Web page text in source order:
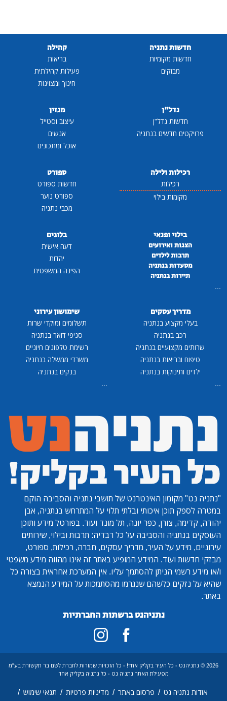
חדשות נתניה
חדשות מקומיות
מבזקים
קהילה
בריאות
פעילות קהילתית
חינוך ומצוינות
נדל"ן
חדשות נדל"ן
פרויקטים חדשים בנתניה
מגזין
עיצוב וסטייל
אנשים
אוכל ומתכונים
רכילות ולילה
רכילות
מקומות בילוי
ספורט
חדשות ספורט
ספורט נוער
מכבי נתניה
בילוי ופנאי
הצגות ואירועים
תרבות לילדים
מסעדות בנתניה
תיירות בנתניה
...
בלוגים
דעה אישית
יהדות
הפינה המשפטית
מדריך עסקים
בעלי מקצוע בנתניה
רכב בנתניה
שרותים מקצועיים בנתניה
טיפוח ובריאות בנתניה
ילדים ותינוקות בנתניה
...
שימושון עירוני
תשלומים ומוקדי שרות
סניפי דואר בנתניה
רשימת טלפונים חיוניים
משרדי ממשלה בנתניה
בנקים בנתניה
...
"נתניה נט" מקומון האינטרנט של תושבי נתניה והסביבה הוקם
במטרה לספק תוכן איכותי ובלתי תלוי על המתרחש בנתניה, אבן
יהודה, קדימה, צורן, כפר יונה, תל מונד ועוד. בפורטל מידע ותוכן
העוסקים בנתניה והסביבה על כל רבדיה: תרבות ובילוי, שירותים
עירוניים, מידע על העיר, מדריך עסקים, חברה, רכילות, ספורט,
מבזקי חדשות ועוד. המידע המופיע באתר זה אינו מהווה מידע משפטי
ו/או מידע רשמי הניתן להסתמך עליו. אין המערכת אחראית בצורה כל
שהיא על נזקים כלשהם שנגרמו מהסתמכות על המידע הנמצא
באתר.
נתניהנט ברשתות החברתיות
2026 © נתניהנט - כל העיר בקליק אחד! - כל הזכויות שמורות לחברת לשם בר תקשורת בע"מ
מפעילת האתר נתניה נט - כל נתניה בקליק אחד
אודות נתניה נט / פרסום באתר / מדיניות פרטיות / תנאי שימוש /